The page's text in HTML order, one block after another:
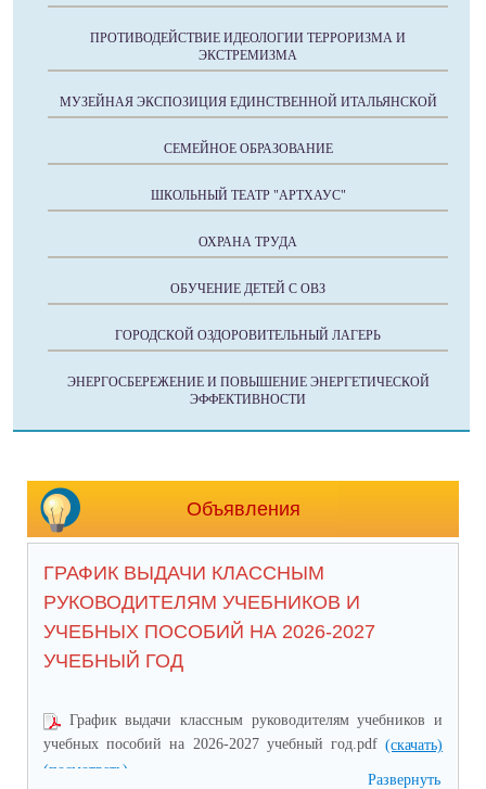
ПРОТИВОДЕЙСТВИЕ ИДЕОЛОГИИ ТЕРРОРИЗМА И
ЭКСТРЕМИЗМА
МУЗЕЙНАЯ ЭКСПОЗИЦИЯ ЕДИНСТВЕННОЙ ИТАЛЬЯНСКОЙ
СЕМЕЙНОЕ ОБРАЗОВАНИЕ
ШКОЛЬНЫЙ ТЕАТР "АРТХАУС"
ОХРАНА ТРУДА
ОБУЧЕНИЕ ДЕТЕЙ С ОВЗ
ГОРОДСКОЙ ОЗДОРОВИТЕЛЬНЫЙ ЛАГЕРЬ
ЭНЕРГОСБЕРЕЖЕНИЕ И ПОВЫШЕНИЕ ЭНЕРГЕТИЧЕСКОЙ
ЭФФЕКТИВНОСТИ
Объявления
ГРАФИК ВЫДАЧИ КЛАССНЫМ
РУКОВОДИТЕЛЯМ УЧЕБНИКОВ И
УЧЕБНЫХ ПОСОБИЙ НА 2026-2027
УЧЕБНЫЙ ГОД
График выдачи классным руководителям учебников и
учебных пособий на 2026-2027 учебный год.pdf (скачать)
(посмотреть)
Развернуть